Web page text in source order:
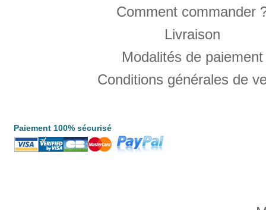
Comment commander
Livraison
Modalités de paiement
Conditions générales de
Paiement 100% sécurisé